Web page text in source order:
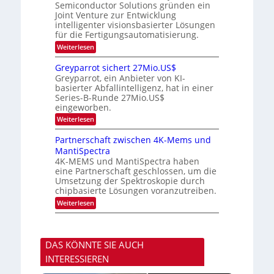
e
n
d
s
t
e
n
H
a
l
b
j
a
h
r
m
t
i
n
d
e
D
A
C
H
-
I
n
d
u
s
t
i
e
z
u
-
K
u
r
s
v
o
n
P
h
o
t
o
n
i
c
s
H
u
b
Semiconductor Solutions gründen ein
Joint Venture zur Entwicklung
intelligenter visionsbasierter Lösungen
für die Fertigungsautomatisierung.
Weiterlesen:
M
t
s
u
b
i
s
h
i
E
l
t
r
i
c
u
o
y
s
Greyparrot sichert 27Mio.US$
Greyparrot, ein Anbieter von KI-
basierter Abfallintelligenz, hat in einer
Series-B-Runde 27Mio.US$
eingeworben.
Weiterlesen:
G
r
e
y
p
a
r
r
o
t
s
h
e
r
t
Partnerschaft zwischen 4K-Mems und
MantiSpectra
4K-MEMS und MantiSpectra haben
eine Partnerschaft geschlossen, um die
Umsetzung der Spektroskopie durch
chipbasierte Lösungen voranzutreiben.
Weiterlesen:
P
t
n
r
DAS KÖNNTE SIE AUCH
INTERESSIEREN